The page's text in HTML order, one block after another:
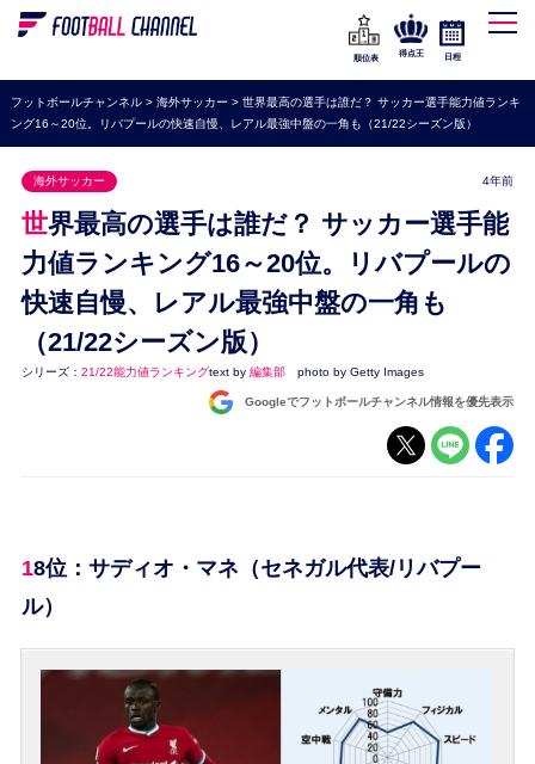
WEリーグ
海外サッカー
プレミアリーグ
ラ・リーガ
セリエA
ブンデスリーガ
UEFA
ナショナルチーム
順位表
得点王 日程
フットボールチャンネル> 海外サッカー > 世界最高の選手は誰だ？ サッカー選手能力値ランキ
ング16～20位。リバプールの快速自慢、レアル最強中盤の一角も（21/22シーズン版）
海外サッカー 4年前
世界最高の選手は誰だ？ サッカー選手能
力値ランキング16～20位。リバプールの
快速自慢、レアル最強中盤の一角も
（21/22シーズン版）
シリーズ： 21/22能力値ランキングtext by 編集部 photo by Getty Images
Googleでフットボールチャンネル情報を優先表示
18位：サディオ・マネ（セネガル代表/リバプー
ル）